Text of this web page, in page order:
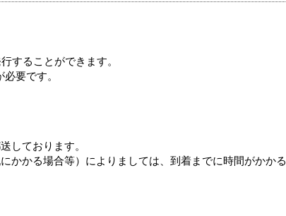
することができます。
要です。
しております。
かかる場合等）によりましては、到着までに時間がかかる